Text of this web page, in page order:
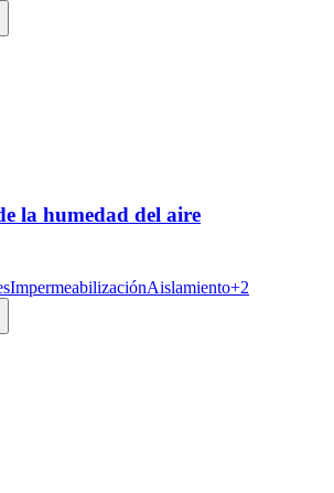
la humedad del aire
ImpermeabilizaciónAislamiento+2